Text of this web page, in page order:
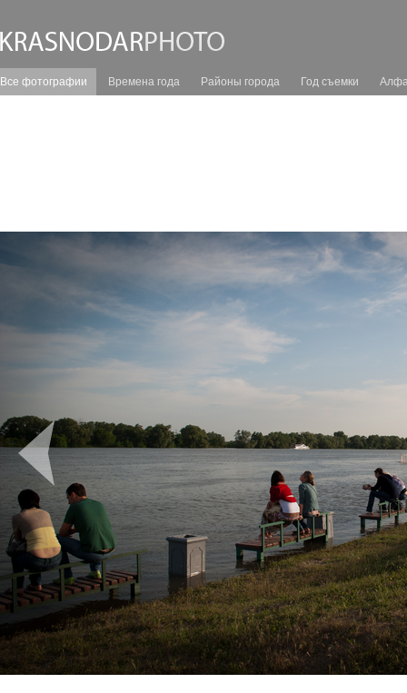
Все фотографии Времена года Районы города Год съемки